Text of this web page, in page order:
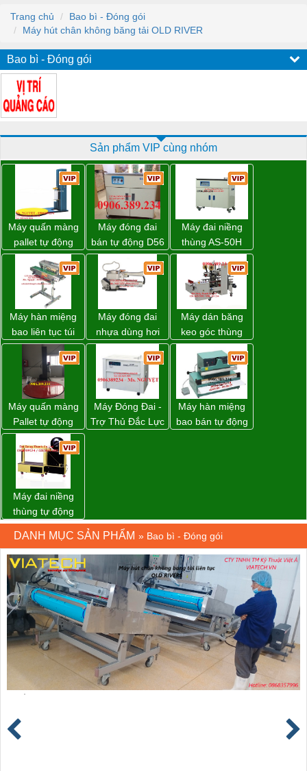
Trang chủ
Bao bì - Đóng gói
Máy hút chân không băng tải OLD RIVER
Bao bì - Đóng gói
Sản phẩm VIP cùng nhóm
Máy quấn màng
pallet tự động
WP-55 chính
hãng Wellpack
giá tốt
Máy đóng đai
bán tự động D56
Strapack
Máy đai niềng
thùng AS-50H
Wellpack
Máy hàn miệng
bao liên tục túi
nằm nghiêng.
Máy đóng đai
nhựa dùng hơi
khí nén WP-20
Máy dán băng
keo góc thùng
carton giá tốt
Đồng Nai
Máy quấn màng
Pallet tự động
WP-55 xuất xứ
Đài Loan
Máy Đóng Đai -
Trợ Thủ Đắc Lực
Máy hàn miệng
bao bán tự động
Máy đai niềng
thùng tự động
DBA-80A Đài
Loan giá rẻ
DANH MỤC SẢN PHẨM » Bao bì - Đóng gói